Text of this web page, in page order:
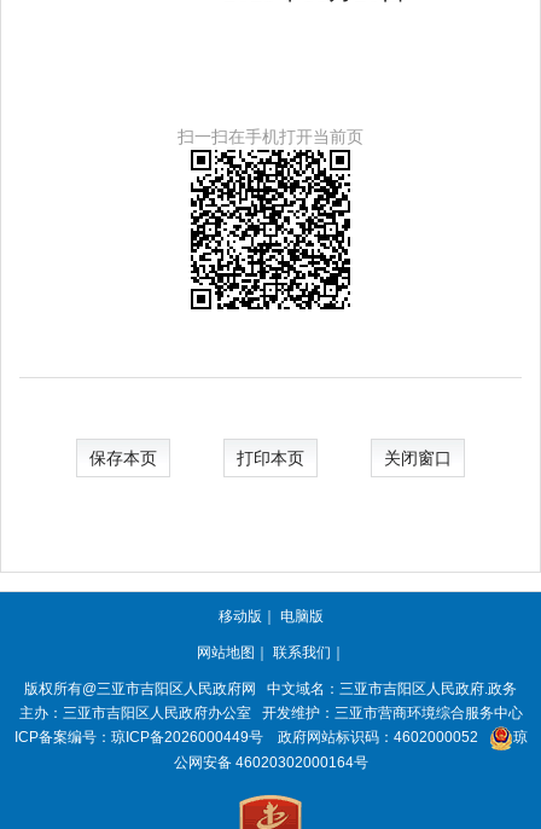
扫一扫在手机打开当前页
保存本页 打印本页 关闭窗口
移动版 电脑版
网站地图 联系我们
版权所有@三亚市吉阳区人民政府网 中文域名： 三亚市吉阳区人民政府.政务
主办：三亚市吉阳区人民政府办公室
开发维护：三亚市营商环境综合服务中心
ICP备案编号： 琼ICP备2026000449号 政府网站标识码： 4602000052
琼
公网安备 46020302000164号